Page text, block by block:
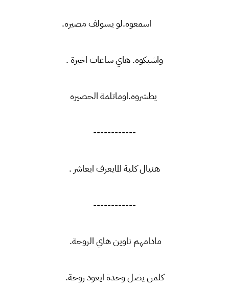
اسمعوه.لو يسولف مصيره.
واشبكوه. هاي ساعات اخيرة .
يطشروه.اوماتلمة الحصيره
------------
هنيال كلبة المايعرف ايعاشر .
------------
مادامهم ناوين هاي الروحة.
كلمن يضل وحدة ايعود روحة.